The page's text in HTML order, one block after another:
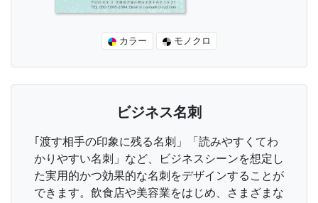
カラー モノクロ
ビジネス名刺
｢渡す相手の印象に残る名刺」「読みやすくてわ
かりやすい名刺」など、ビジネスシーンを想定し
た実用的かつ効果的な名刺をデザインすることが
できます。飲食店や美容業をはじめ、さまざまな